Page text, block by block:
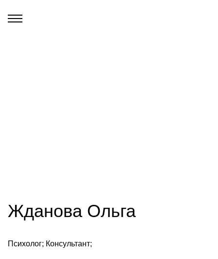
Жданова Ольга
Психолог; Консультант;